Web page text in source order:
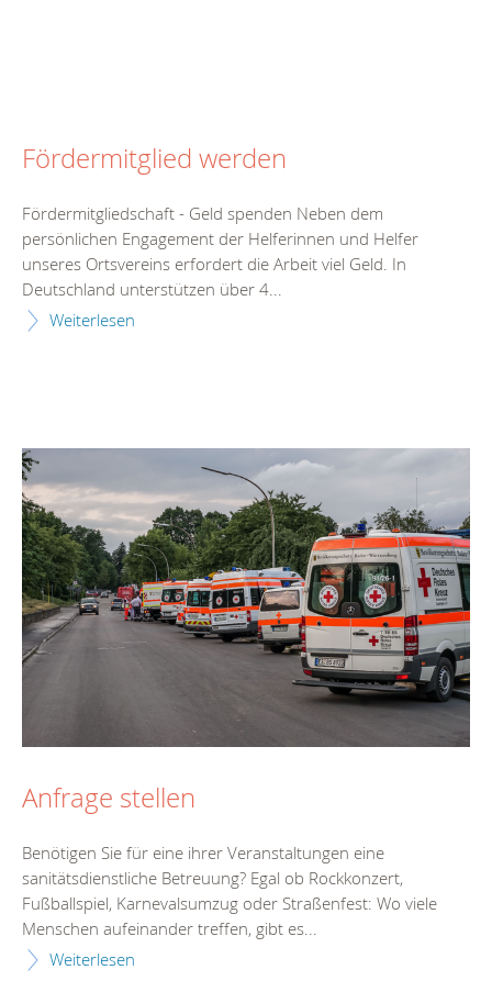
Fördermitglied werden
Fördermitgliedschaft - Geld spenden Neben dem
persönlichen Engagement der Helferinnen und Helfer
unseres Ortsvereins erfordert die Arbeit viel Geld. In
Deutschland unterstützen über 4...
Weiterlesen
Anfrage stellen
Benötigen Sie für eine ihrer Veranstaltungen eine
sanitätsdienstliche Betreuung? Egal ob Rockkonzert,
Fußballspiel, Karnevalsumzug oder Straßenfest: Wo viele
Menschen aufeinander treffen, gibt es...
Weiterlesen